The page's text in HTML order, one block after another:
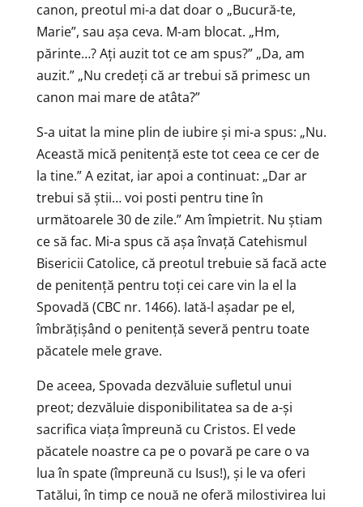
canon, preotul mi-a dat doar o „Bucură-te,
Marie”, sau așa ceva. M-am blocat. „Hm,
părinte…? Ați auzit tot ce am spus?” „Da, am
auzit.” „Nu credeți că ar trebui să primesc un
canon mai mare de atâta?”
S-a uitat la mine plin de iubire și mi-a spus: „Nu.
Această mică penitență este tot ceea ce cer de
la tine.” A ezitat, iar apoi a continuat: „Dar ar
trebui să știi… voi posti pentru tine în
următoarele 30 de zile.” Am împietrit. Nu știam
ce să fac. Mi-a spus că așa învață Catehismul
Bisericii Catolice, că preotul trebuie să facă acte
de penitență pentru toți cei care vin la el la
Spovadă (CBC nr. 1466). Iată-l așadar pe el,
îmbrățișând o penitență severă pentru toate
păcatele mele grave.
De aceea, Spovada dezvăluie sufletul unui
preot; dezvăluie disponibilitatea sa de a-și
sacrifica viața împreună cu Cristos. El vede
păcatele noastre ca pe o povară pe care o va
lua în spate (împreună cu Isus!), și le va oferi
Tatălui, în timp ce nouă ne oferă milostivirea lui